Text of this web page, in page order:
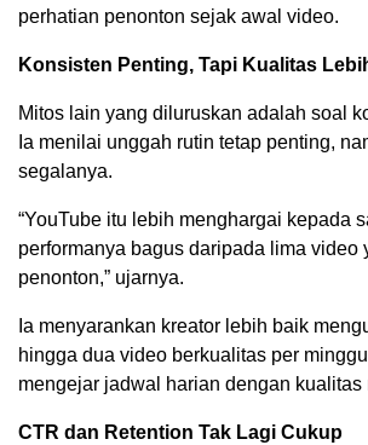
perhatian penonton sejak awal video.
Konsisten Penting, Tapi Kualitas
Mitos lain yang diluruskan adalah soal
Ia menilai unggah rutin tetap penting,
segalanya.
“YouTube itu lebih menghargai kepada
performanya bagus daripada lima video
penonton,” ujarnya.
Ia menyarankan kreator lebih baik
hingga dua video berkualitas per
mengejar jadwal harian dengan kualitas
CTR dan Retention Tak Lagi Cukup